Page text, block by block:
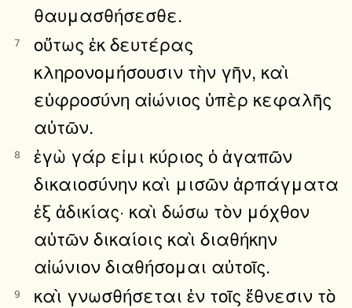
θαυμασθήσεσθε.
7
οὕτως ἐκ δευτέρας
κληρονομήσουσιν τὴν γῆν, καὶ
εὐφροσύνη αἰώνιος ὑπὲρ κεφαλῆς
αὐτῶν.
8
ἐγὼ γάρ εἰμι κύριος ὁ ἀγαπῶν
δικαιοσύνην καὶ μισῶν ἁρπάγματα
ἐξ ἀδικίας· καὶ δώσω τὸν μόχθον
αὐτῶν δικαίοις καὶ διαθήκην
αἰώνιον διαθήσομαι αὐτοῖς.
9
καὶ γνωσθήσεται ἐν τοῖς ἔθνεσιν τὸ